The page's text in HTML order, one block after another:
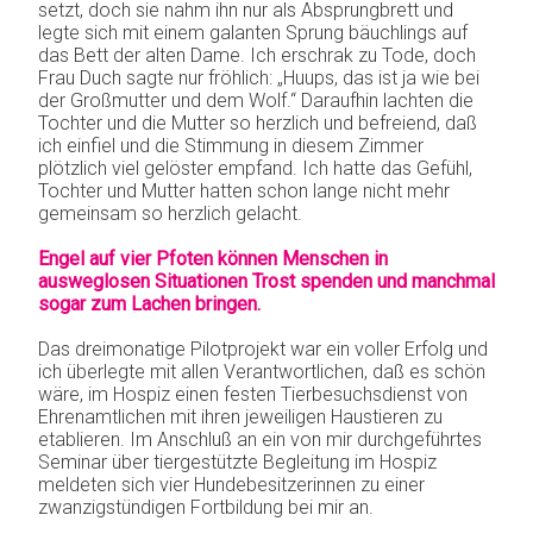
setzt, doch sie nahm ihn nur als Absprungbrett und
legte sich mit einem galanten Sprung bäuchlings auf
das Bett der alten Dame. Ich erschrak zu Tode, doch
Frau Duch sagte nur fröhlich: „Huups, das ist ja wie bei
der Großmutter und dem Wolf.“ Daraufhin lachten die
Tochter und die Mutter so herzlich und befreiend, daß
ich einfiel und die Stimmung in diesem Zimmer
plötzlich viel gelöster empfand. Ich hatte das Gefühl,
Tochter und Mutter hatten schon lange nicht mehr
gemeinsam so herzlich gelacht.
Engel auf vier Pfoten können Menschen in
ausweglosen Situationen Trost spenden und manchmal
sogar zum Lachen bringen.
Das dreimonatige Pilotprojekt war ein voller Erfolg und
ich überlegte mit allen Verantwortlichen, daß es schön
wäre, im Hospiz einen festen Tierbesuchsdienst von
Ehrenamtlichen mit ihren jeweiligen Haustieren zu
etablieren. Im Anschluß an ein von mir durchgeführtes
Seminar über tiergestützte Begleitung im Hospiz
meldeten sich vier Hundebesitzerinnen zu einer
zwanzigstündigen Fortbildung bei mir an.